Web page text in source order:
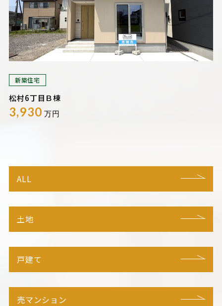
新築住宅
松村6丁目Ｂ棟
3,930 万円
ALL
土地
戸建て
売マンション